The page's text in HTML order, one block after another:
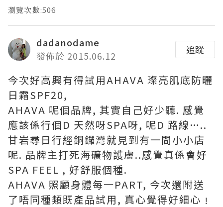
瀏覽次數:506
dadanodame
發佈於 2015.06.12
追蹤
今次好高興有得試用AHAVA 璨亮肌底防曬
日霜SPF20,
AHAVA 呢個品牌, 其實自己好少聽. 感覺
應該係行個D 天然呀SPA呀, 呢D 路線…..
甘岩尋日行經銅鑼灣就見到有一間小小店
呢. 品牌主打死海礦物護膚..感覺真係會好
SPA FEEL , 好舒服個種.
AHAVA 照顧身體每一PART, 今次還附送
了唔同種類既產品試用, 真心覺得好細心﹗